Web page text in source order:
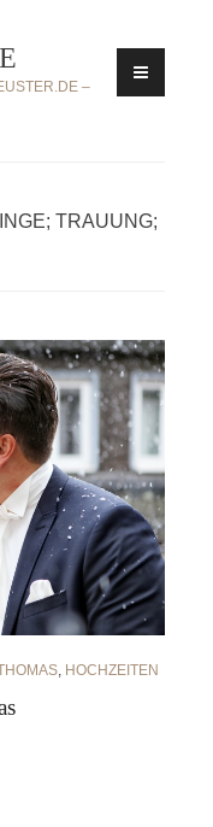
–
TRAUUNG;
HOCHZEITEN